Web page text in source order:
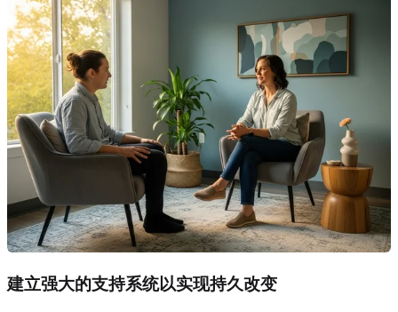
建立强大的支持系统以实现持久改变